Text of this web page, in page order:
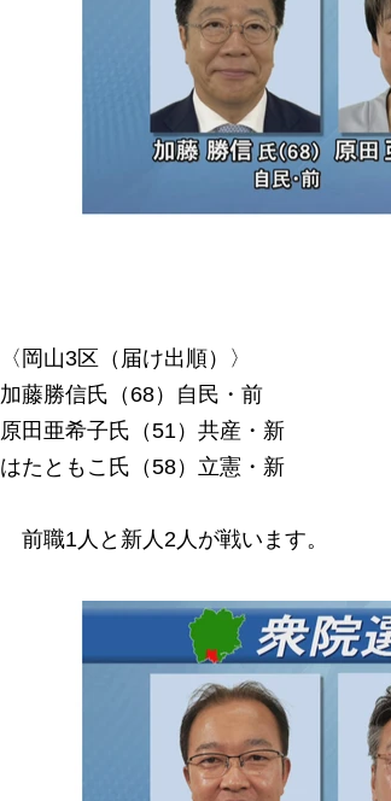
〈岡山3区（届け出順）〉
加藤勝信氏（68）自民・前
原田亜希子氏（51）共産・新
はたともこ氏（58）立憲・新
前職1人と新人2人が戦います。